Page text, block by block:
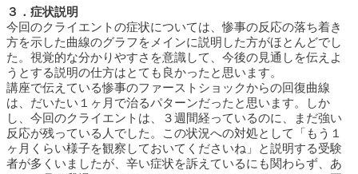
３．症状説明
今回のクライエントの症状については、惨事の反応の落ち着き
方を示した曲線のグラフをメインに説明した方がほとんどでし
た。視覚的な分かりやすさを意識して、今後の見通しを伝えよ
うとする説明の仕方はとても良かったと思います。
講座で伝えている惨事のファーストショックからの回復曲線
は、だいたい１ヶ月で治るパターンだったと思います。しか
し、今回のクライエントは、３週間経っているのに、まだ強い
反応が残っている人でした。この状況への対処として「もう１
ヶ月くらい様子を観察しておいてくださいね」と説明する受験
者が多くいましたが、辛い症状を訴えているにも関わらず、あ